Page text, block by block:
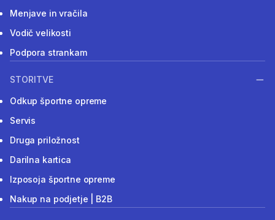
Menjave in vračila
Vodič velikosti
Podpora strankam
STORITVE
Odkup športne opreme
Servis
Druga priložnost
Darilna kartica
Izposoja športne opreme
Nakup na podjetje | B2B